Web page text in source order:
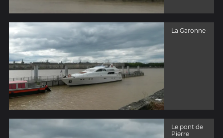
La Garonne
Le pont de
Pierre